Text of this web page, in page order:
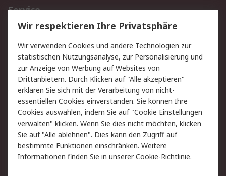
Service
Value Added Services
Lieferlösungen
Rücksendungen
Kontakt
Hilfe
Rechtliches
AGB
Datenschutz
Cookie-Richtlinie
Zahlungsbedingungen
Copyright/Impressum
Über RS
Wir respektieren Ihre Privatsphäre
Wir verwenden Cookies und andere Technologien zur
statistischen Nutzungsanalyse, zur Personalisierung und
zur Anzeige von Werbung auf Websites von
Drittanbietern. Durch Klicken auf "Alle akzeptieren"
erklären Sie sich mit der Verarbeitung von nicht-
essentiellen Cookies einverstanden. Sie können Ihre
Cookies auswählen, indem Sie auf "Cookie Einstellungen
verwalten" klicken. Wenn Sie dies nicht möchten, klicken
Sie auf "Alle ablehnen". Dies kann den Zugriff auf
bestimmte Funktionen einschränken. Weitere
Informationen finden Sie in unsererCookie-Richtlinie.